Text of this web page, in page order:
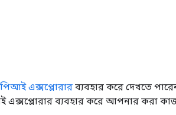
এক্সপ্লোরার ব্যবহার করে দেখতে
ব্যবহার করে আপনার করা